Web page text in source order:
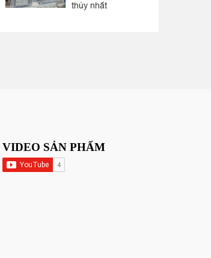
thủy nhất
VIDEO SẢN PHẨM